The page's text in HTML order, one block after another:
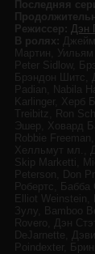
Последняя
Режиссер: Дэн
В ролях:
Мартин,
Peter Sidlow,
Брэндон Шитс,
Padian, Nabila
Karlinger, Херб
Treibitz, Ron
Эшер, Ховард
Robbie
Хелльмут мл.,
Skip Marketti,
Peterson, Don
Робертс,
Elliot
Зулу, Bamboo
Rovero, Дэн
DeJarnette,
Poindexter,